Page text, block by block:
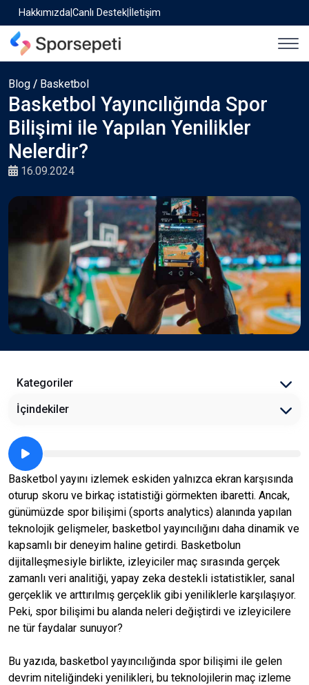
HakkımızdaCanlı Destek İletişim
Blog / Basketbol
Basketbol Yayıncılığında Spor
Bilişimi ile Yapılan Yenilikler
Nelerdir?
16.09.2024
İçindekiler
Kategoriler
Basketbol yayını izlemek eskiden yalnızca ekran karşısında
oturup skoru ve birkaç istatistiği görmekten ibaretti. Ancak,
günümüzde spor bilişimi (sports analytics) alanında yapılan
teknolojik gelişmeler, basketbol yayıncılığını daha dinamik ve
kapsamlı bir deneyim haline getirdi. Basketbolun
dijitalleşmesiyle birlikte, izleyiciler maç sırasında gerçek
zamanlı veri analitiği, yapay zeka destekli istatistikler, sanal
gerçeklik ve arttırılmış gerçeklik gibi yeniliklerle karşılaşıyor.
Peki, spor bilişimi bu alanda neleri değiştirdi ve izleyicilere
ne tür faydalar sunuyor?
Bu yazıda, basketbol yayıncılığında spor bilişimi ile gelen
devrim niteliğindeki yenilikleri, bu teknolojilerin maç izleme